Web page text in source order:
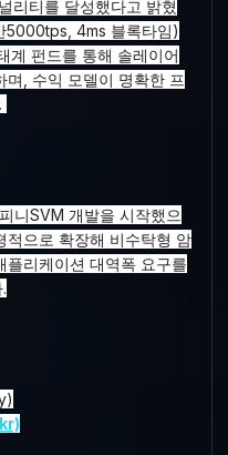
리티를 달성했다고 밝혔
5000tps, 4ms 블록타임)
계 펀드를 통해 솔레이어
, 수익 모델이 명확한 프
니SVM 개발을 시작했으
적으로 확장해 비수탁형 암
플리케이션 대역폭 요구를